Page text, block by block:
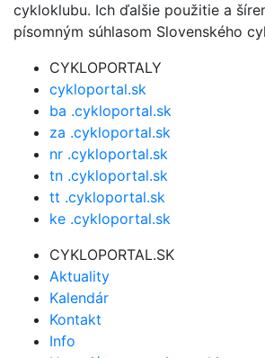
cykloklubu. Ich ďalšie použitie a
písomným súhlasom Slovenského
CYKLOPORTALY
cykloportal.sk
ba .cykloportal.sk
za .cykloportal.sk
nr .cykloportal.sk
tn .cykloportal.sk
tt .cykloportal.sk
ke .cykloportal.sk
CYKLOPORTAL.SK
Aktuality
Kalendár
Kontakt
Info